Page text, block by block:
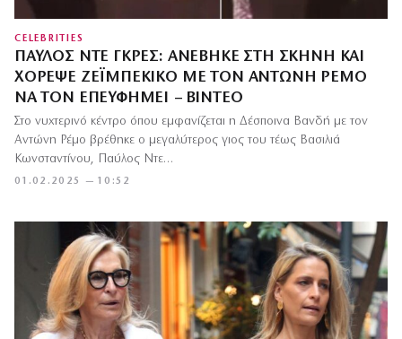
CELEBRITIES
ΠΑΎΛΟΣ ΝΤΕ ΓΚΡΕΣ: ΑΝΈΒΗΚΕ ΣΤΗ ΣΚΗΝΉ ΚΑΙ
ΧΌΡΕΨΕ ΖΕΪΜΠΈΚΙΚΟ ΜΕ ΤΟΝ ΑΝΤΏΝΗ ΡΈΜΟ
ΝΑ ΤΟΝ ΕΠΕΥΦΗΜΕΊ – ΒΊΝΤΕΟ
01.02.2025 — 10:52
Στο νυχτερινό κέντρο όπου εμφανίζεται η Δέσποινα Βανδή με τον
Αντώνη Ρέμο βρέθηκε ο μεγαλύτερος γιος του τέως Βασιλιά
Κωνσταντίνου, Παύλος Ντε…